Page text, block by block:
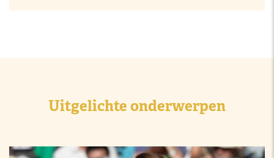
Uitgelichte onderwerpen